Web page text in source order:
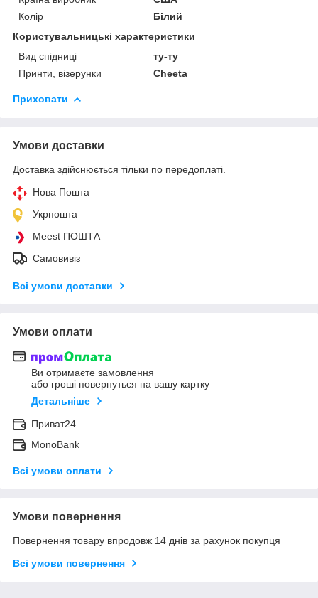
Колір
Білий
Користувальницькі характеристики
Вид спідниці
ту-ту
Принти, візерунки
Cheeta
Приховати
Умови доставки
Доставка здійснюється тільки по передоплаті.
Нова Пошта
Укрпошта
Meest ПОШТА
Самовивіз
Всі умови доставки
Умови оплати
Ви отримаєте замовлення
або гроші повернуться на вашу картку
Детальніше
Приват24
MonoBank
Всі умови оплати
Умови повернення
Повернення товару впродовж 14 днів за рахунок покупця
Всі умови повернення